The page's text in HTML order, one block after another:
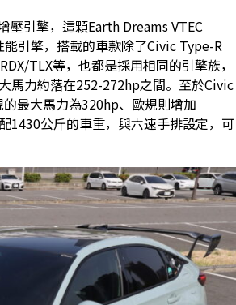
壓引擎，這顆Earth Dreams VTEC
引擎，搭載的車款除了Civic Type-R
TLX等，也都是採用相同的引擎族，
馬力約落在252-272hp之間。至於Civic
最大馬力為320hp、歐規則增加
1430公斤的車重，與六速手排設定，可